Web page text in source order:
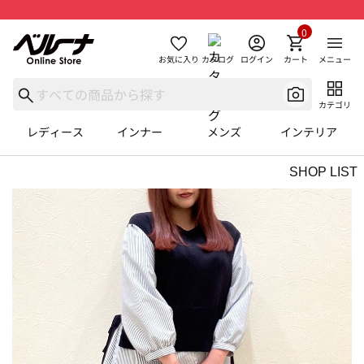
お気に入り カタログ ログイン カート
0
メニュー
カテゴリ
レディース インナー メンズ インテリア
SHOP LIST